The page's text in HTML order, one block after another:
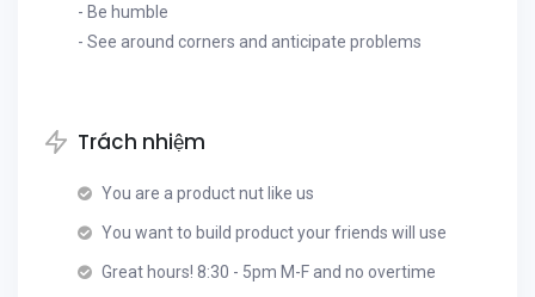
- Be humble
- See around corners and anticipate problems
Trách nhiệm
You are a product nut like us
You want to build product your friends will use
Great hours! 8:30 - 5pm M-F and no overtime